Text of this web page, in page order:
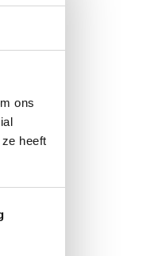
ons
heeft